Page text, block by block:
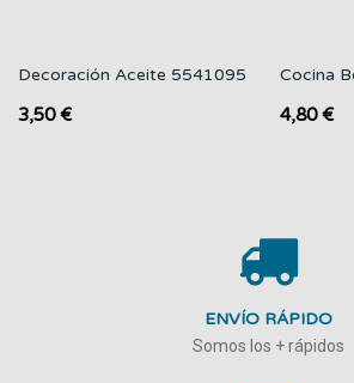
Decoración Aceite 5541095
3,50 €
Cocina
4,80 €
ENVÍO RÁPIDO
Somos los + rápidos